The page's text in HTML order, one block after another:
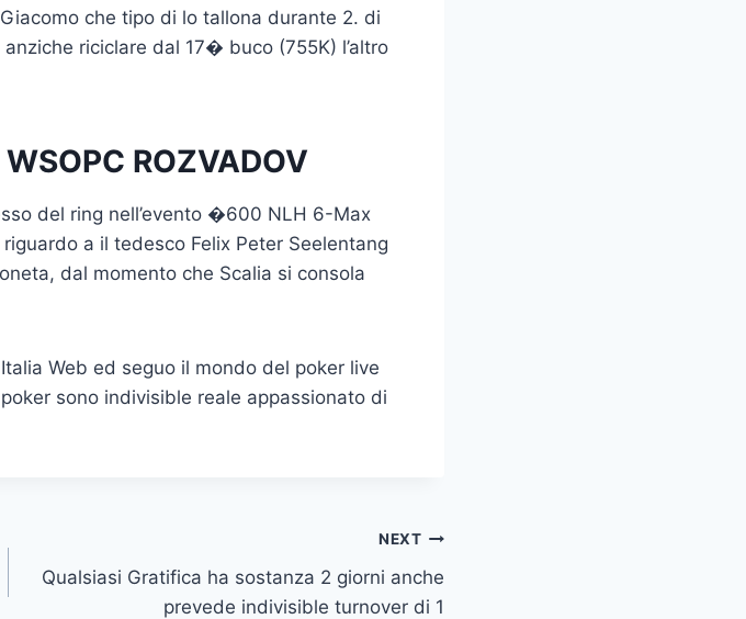
che tipo di lo tallona durante 2. di
riciclare dal 17� buco (755K) l’altro
ROZVADOV
del ring nell’evento �600 NLH 6-Max
a il tedesco Felix Peter Seelentang
dal momento che Scalia si consola
Web ed seguo il mondo del poker live
sono indivisible reale appassionato di
NEXT
Qualsiasi Gratifica ha sostanza 2 giorni anche
prevede indivisible turnover di 1